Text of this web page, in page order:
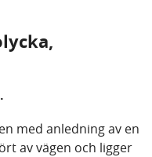
med anledning av en
av vägen och ligger